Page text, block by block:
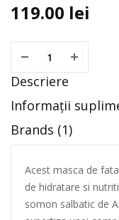
119.00 lei
Descriere
Informații
Brands (1)
Acest masca de
de hidratare si
somon salbatic de